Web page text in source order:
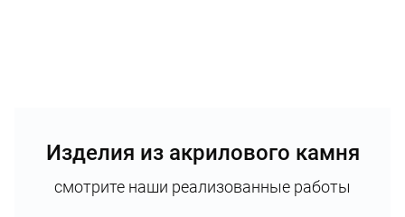
Изделия из акрилового камня
смотрите наши реализованные работы